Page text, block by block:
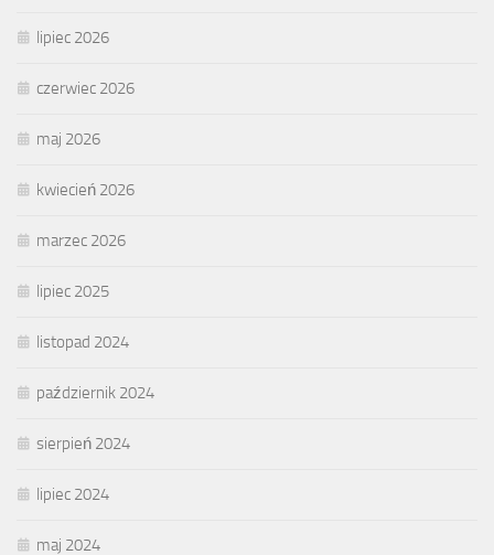
lipiec 2026
czerwiec 2026
maj 2026
kwiecień 2026
marzec 2026
lipiec 2025
listopad 2024
październik 2024
sierpień 2024
lipiec 2024
maj 2024